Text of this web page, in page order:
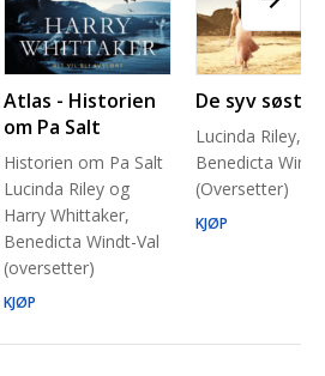
Atlas - Historien
om Pa Salt
Historien om Pa Salt
Lucinda Riley og
Harry Whittaker,
Benedicta Windt-Val
(oversetter)
KJØP
De syv søstre
Lucinda Riley,
Benedicta
(Oversetter)
KJØP